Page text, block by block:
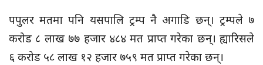
पपुलर मतमा पनि यसपालि ट्रम्प नै अगाडि छन्। ट्रम्पले ७
करोड ८ लाख ७७ हजार ४८४ मत प्राप्त गरेका छन्। ह्यारिसले
६ करोड ५८ लाख १२ हजार ७५९ मत प्राप्त गरेका छन्।